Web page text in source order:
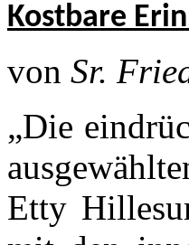
Kostbare
von Sr.
„Die
Etty